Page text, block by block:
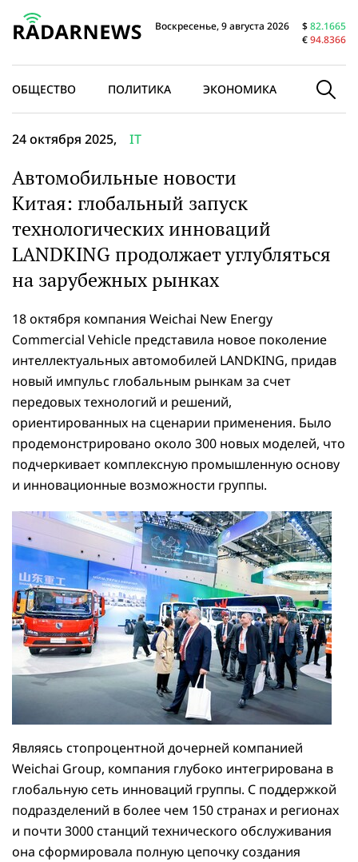
Воскресенье, 9 августа 2026 $82.1665
€94.8366
ОБЩЕСТВО ПОЛИТИКА ЭКОНОМИКА В МИРЕ
24 октября 2025, IT
Автомобильные новости
Китая: глобальный запуск
технологических инноваций
LANDKING продолжает углубляться
на зарубежных рынках
18 октября компания Weichai New Energy
Commercial Vehicle представила новое поколение
интеллектуальных автомобилей LANDKING, придав
новый импульс глобальным рынкам за счет
передовых технологий и решений,
ориентированных на сценарии применения. Было
продемонстрировано около 300 новых моделей, что
подчеркивает комплексную промышленную основу
и инновационные возможности группы.
Являясь стопроцентной дочерней компанией
Weichai Group, компания глубоко интегрирована в
глобальную сеть инноваций группы. С поддержкой
подразделений в более чем 150 странах и регионах
и почти 3000 станций технического обслуживания
она сформировала полную цепочку создания